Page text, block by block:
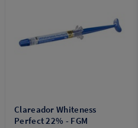
Clareador Whiteness
Perfect 22% - FGM